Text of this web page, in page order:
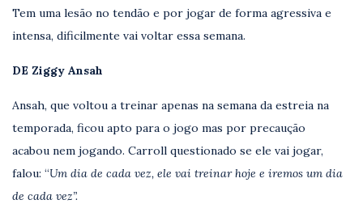
Tem uma lesão no tendão e por jogar de forma agressiva e
intensa, dificilmente vai voltar essa semana.
DE Ziggy Ansah
Ansah, que voltou a treinar apenas na semana da estreia na
temporada, ficou apto para o jogo mas por precaução
acabou nem jogando. Carroll questionado se ele vai jogar,
falou: “Um dia de cada vez, ele vai treinar hoje e iremos um dia
de cada vez”.